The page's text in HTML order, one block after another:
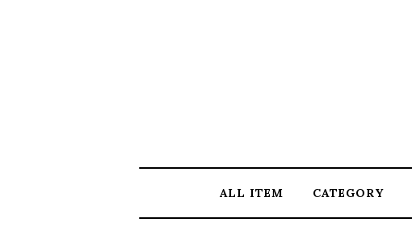
ALL ITEM CATEGORY